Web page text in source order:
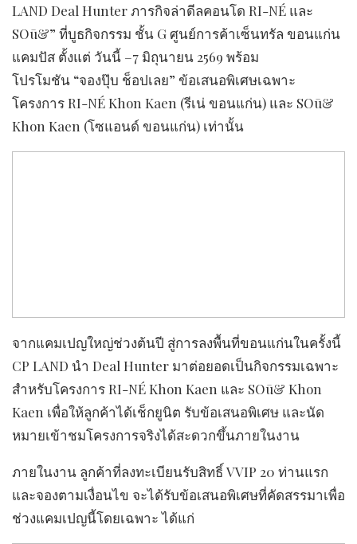
LAND Deal Hunter ภารกิจล่าดีลคอนโด RI-NÉ และ
SOū&” ที่บูธกิจกรรม ชั้น G ศูนย์การค้าเซ็นทรัล ขอนแก่น
แคมปัส ตั้งแต่ วันนี้ –7 มิถุนายน 2569 พร้อม
โปรโมชัน “จองปุ๊บ ช็อปเลย” ข้อเสนอพิเศษเฉพาะ
โครงการ RI-NÉ Khon Kaen (รีเน่ ขอนแก่น) และ SOū&
Khon Kaen (โซแอนด์ ขอนแก่น) เท่านั้น
จากแคมเปญใหญ่ช่วงต้นปี สู่การลงพื้นที่ขอนแก่นในครั้งนี้
CP LAND นำ Deal Hunter มาต่อยอดเป็นกิจกรรมเฉพาะ
สำหรับโครงการ RI-NÉ Khon Kaen และ SOū& Khon
Kaen เพื่อให้ลูกค้าได้เช็กยูนิต รับข้อเสนอพิเศษ และนัด
หมายเข้าชมโครงการจริงได้สะดวกขึ้นภายในงาน
ภายในงาน ลูกค้าที่ลงทะเบียนรับสิทธิ์ VVIP 20 ท่านแรก
และจองตามเงื่อนไข จะได้รับข้อเสนอพิเศษที่คัดสรรมาเพื่อ
ช่วงแคมเปญนี้โดยเฉพาะ ได้แก่